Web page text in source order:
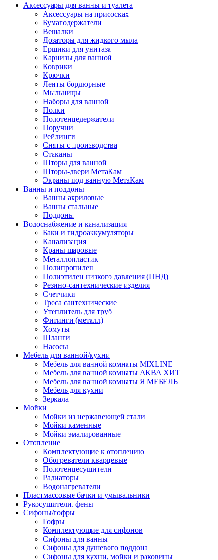
Аксессуары для ванны и туалета
Аксессуары на присосках
Бумагодержатели
Вешалки
Дозаторы для жидкого мыла
Ершики для унитаза
Карнизы для ванной
Коврики
Крючки
Ленты бордюрные
Мыльницы
Наборы для ванной
Полки
Полотенцедержатели
Поручни
Рейлинги
Сняты с производства
Стаканы
Шторы для ванной
Шторы-двери МетаКам
Экраны под ванную МетаКам
Ванны и поддоны
Ванны акриловые
Ванны стальные
Поддоны
Водоснабжение и канализация
Баки и гидроаккумуляторы
Канализация
Краны шаровые
Металлопластик
Полипропилен
Полиэтилен низкого давления (ПНД)
Резино-сантехнические изделия
Счетчики
Троса сантехнические
Утеплитель для труб
Фитинги (металл)
Хомуты
Шланги
Насосы
Мебель для ванной/кухни
Мебель для ванной комнаты MIXLINE
Мебель для ванной комнаты АКВА ХИТ
Мебель для ванной комнаты Я МЕБЕЛЬ
Мебель для кухни
Зеркала
Мойки
Мойки из нержавеющей стали
Мойки каменные
Мойки эмалированные
Отопление
Комплектующие к отоплению
Обогреватели кварцевые
Полотенцесушители
Радиаторы
Водонагреватели
Пластмассовые бачки и умывальники
Рукосушители, фены
Сифоны/гофры
Гофры
Комплектующие для сифонов
Сифоны для ванны
Сифоны для душевого поддона
Сифоны для кухни, мойки и раковины